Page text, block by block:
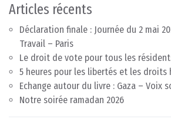
Articles récents
Déclaration finale : Journée du 2 mai
Travail – Paris
Le droit de vote pour tous les
5 heures pour les libertés et les droits
Echange autour du livre : Gaza – Voix
Notre soirée ramadan 2026